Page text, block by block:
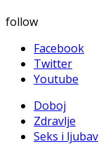
follow
Facebook
Twitter
Youtube
Doboj
Zdravlje
Seks i ljubav